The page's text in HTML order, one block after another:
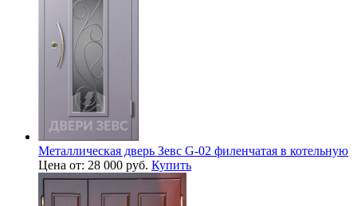
Металлическая дверь Зевс G-02 филенчатая в котельную
Цена от: 28 000 руб. Купить